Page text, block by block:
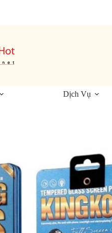
Dịch Vụ